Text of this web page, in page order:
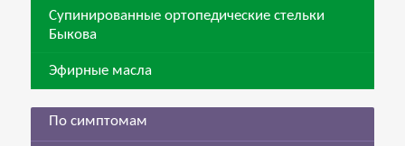
Супинированные ортопедические стельки
Быкова
Эфирные масла
По симптомам